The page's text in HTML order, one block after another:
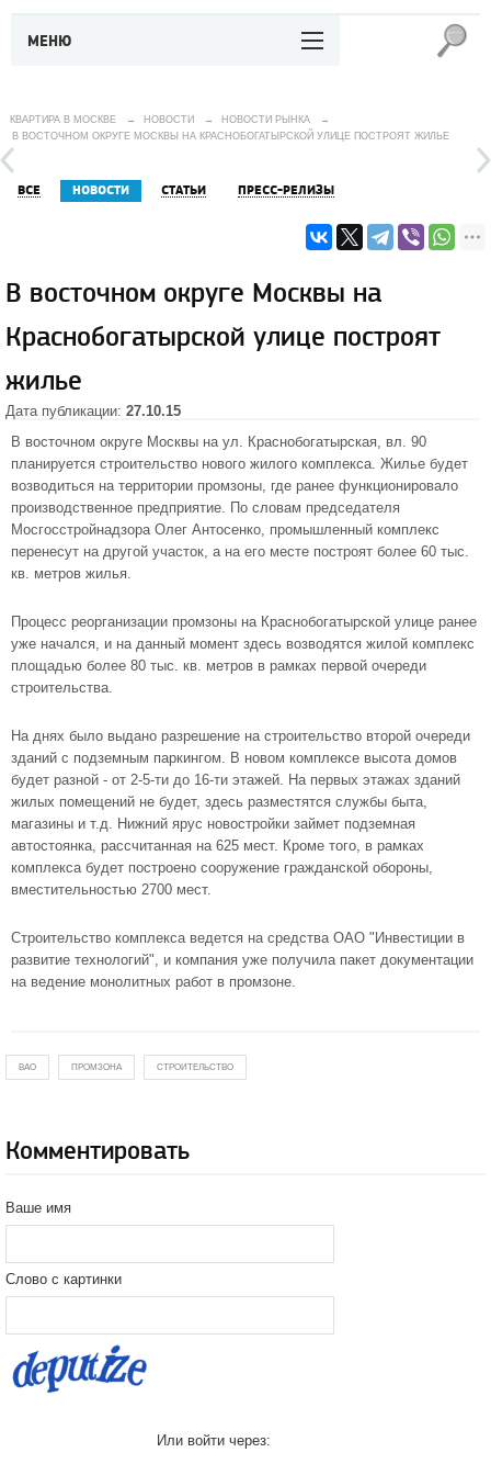
МЕНЮ
КВАРТИРА В МОСКВЕ → НОВОСТИ → НОВОСТИ РЫНКА
→
В ВОСТОЧНОМ ОКРУГЕ МОСКВЫ НА КРАСНОБОГАТЫРСКОЙ УЛИЦЕ ПОСТРОЯТ ЖИЛЬЕ
ВСЕ НОВОСТИ СТАТЬИ ПРЕСС-РЕЛИЗЫ
В восточном округе Москвы на
Краснобогатырской улице построят
жилье
Дата публикации: 27.10.15
В восточном округе Москвы на ул. Краснобогатырская, вл. 90
планируется строительство нового жилого комплекса. Жилье будет
возводиться на территории промзоны, где ранее функционировало
производственное предприятие. По словам председателя
Мосгосстройнадзора Олег Антосенко, промышленный комплекс
перенесут на другой участок, а на его месте построят более 60 тыс.
кв. метров жилья.
Процесс реорганизации промзоны на Краснобогатырской улице ранее
уже начался, и на данный момент здесь возводятся жилой комплекс
площадью более 80 тыс. кв. метров в рамках первой очереди
строительства.
На днях было выдано разрешение на строительство второй очереди
зданий с подземным паркингом. В новом комплексе высота домов
будет разной - от 2-5-ти до 16-ти этажей. На первых этажах зданий
жилых помещений не будет, здесь разместятся службы быта,
магазины и т.д. Нижний ярус новостройки займет подземная
автостоянка, рассчитанная на 625 мест. Кроме того, в рамках
комплекса будет построено сооружение гражданской обороны,
вместительностью 2700 мест.
Строительство комплекса ведется на средства ОАО "Инвестиции в
развитие технологий", и компания уже получила пакет документации
на ведение монолитных работ в промзоне.
ВАО ПРОМЗОНА СТРОИТЕЛЬСТВО
Комментировать
Ваше имя
Слово с картинки
Или войти через: